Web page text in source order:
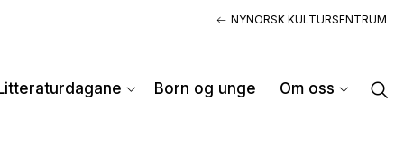
NYNORSK KULTURSENTRUM
Born og unge Om oss